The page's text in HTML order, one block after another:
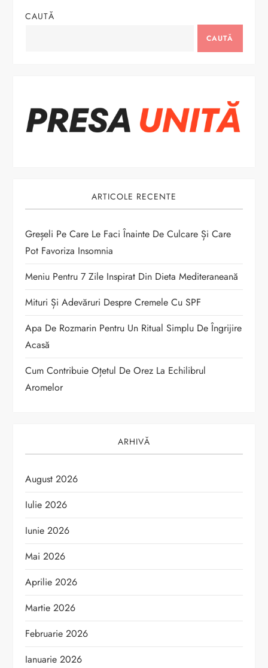
g
e
î
r
t
i
c
o
l
e
CAUTĂ
CAUTĂ
ARTICOLE RECENTE
Greșeli Pe Care Le Faci Înainte De Culcare Și Care
Pot Favoriza Insomnia
Meniu Pentru 7 Zile Inspirat Din Dieta Mediteraneană
Mituri Și Adevăruri Despre Cremele Cu SPF
Apa De Rozmarin Pentru Un Ritual Simplu De Îngrijire
Acasă
Cum Contribuie Oțetul De Orez La Echilibrul
Aromelor
ARHIVĂ
August 2026
Iulie 2026
Iunie 2026
Mai 2026
Aprilie 2026
Martie 2026
Februarie 2026
Ianuarie 2026